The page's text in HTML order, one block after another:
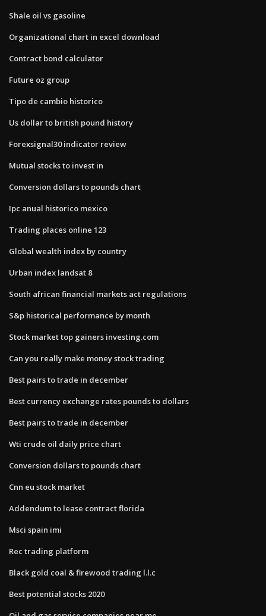
Shale oil vs gasoline
Organizational chart in excel download
Contract bond calculator
Future oz group
Tipo de cambio historico
Us dollar to british pound history
Forexsignal30 indicator review
Mutual stocks to invest in
Conversion dollars to pounds chart
Ipc anual historico mexico
Trading places online 123
Global wealth index by country
Urban index landsat 8
South african financial markets act regulations
S&p historical performance by month
Stock market top gainers investing.com
Can you really make money stock trading
Best pairs to trade in december
Best currency exchange rates pounds to dollars
Best pairs to trade in december
Wti crude oil daily price chart
Conversion dollars to pounds chart
Cnn eu stock market
Addendum to lease contract florida
Msci spain imi
Rec trading platform
Black gold coal & firewood trading l.l.c
Best potential stocks 2020